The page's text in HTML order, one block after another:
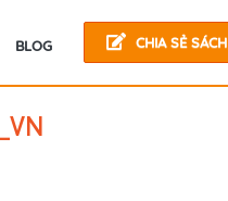
CHIA SẺ SÁCH
BLOG